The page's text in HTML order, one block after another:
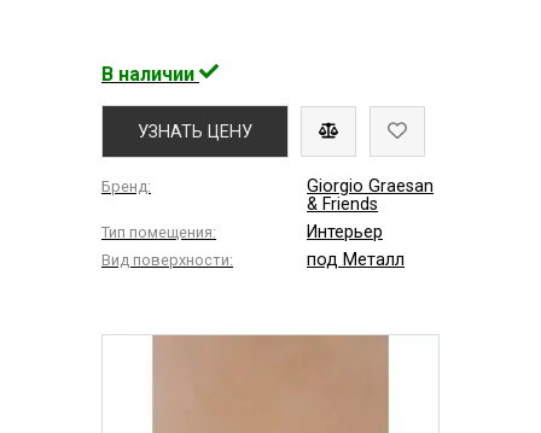
В наличии
УЗНАТЬ ЦЕНУ
Бренд:
Giorgio Graesan
& Friends
Тип помещения: Интерьер
Вид поверхности: под Металл